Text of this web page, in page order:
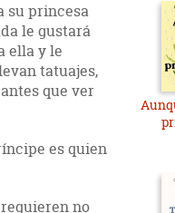
su princesa
le gustará
ella y le
tatuajes,
que ver
es quien
no